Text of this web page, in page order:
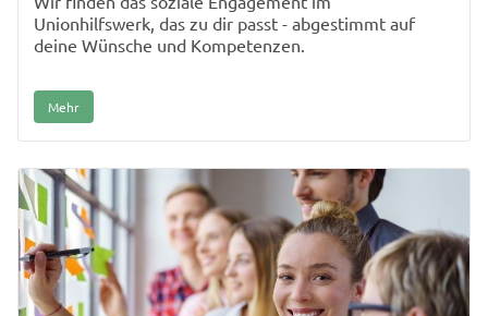
Unionhilfswerk, das zu dir passt - abgestimmt auf
deine Wünsche und Kompetenzen.
Mehr